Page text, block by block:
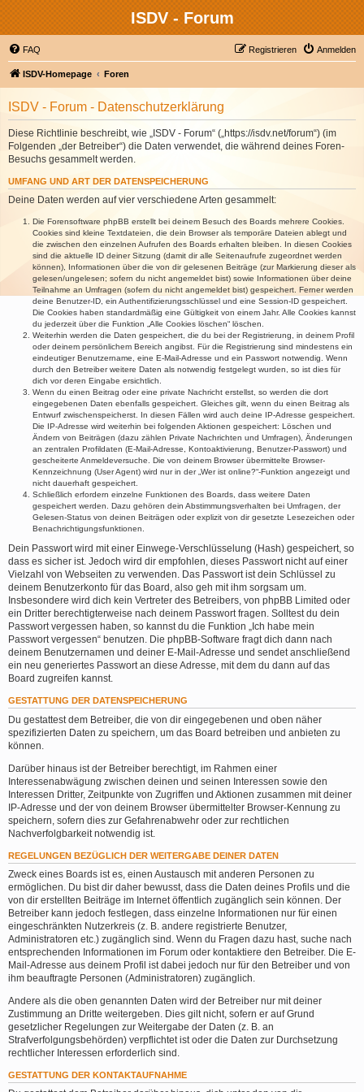
ISDV - Forum
FAQ Anmelden
Registrieren
ISDV-Homepage Foren
ISDV - Forum - Datenschutzerklärung
Diese Richtlinie beschreibt, wie „ISDV - Forum“ („https://isdv.net/forum“) (im
Folgenden „der Betreiber“) die Daten verwendet, die während deines Foren-
Besuchs gesammelt werden.
UMFANG UND ART DER DATENSPEICHERUNG
Deine Daten werden auf vier verschiedene Arten gesammelt:
Die Forensoftware phpBB erstellt bei deinem Besuch des Boards mehrere Cookies.
Cookies sind kleine Textdateien, die dein Browser als temporäre Dateien ablegt und
die zwischen den einzelnen Aufrufen des Boards erhalten bleiben. In diesen Cookies
sind die aktuelle ID deiner Sitzung (damit dir alle Seitenaufrufe zugeordnet werden
können), Informationen über die von dir gelesenen Beiträge (zur Markierung dieser als
gelesen/ungelesen; sofern du nicht angemeldet bist) sowie Informationen über deine
Teilnahme an Umfragen (sofern du nicht angemeldet bist) gespeichert. Ferner werden
deine Benutzer-ID, ein Authentifizierungsschlüssel und eine Session-ID gespeichert.
Die Cookies haben standardmäßig eine Gültigkeit von einem Jahr. Alle Cookies kannst
du jederzeit über die Funktion „Alle Cookies löschen“ löschen.
Weiterhin werden die Daten gespeichert, die du bei der Registrierung, in deinem Profil
oder deinem persönlichem Bereich angibst. Für die Registrierung sind mindestens ein
eindeutiger Benutzername, eine E-Mail-Adresse und ein Passwort notwendig. Wenn
durch den Betreiber weitere Daten als notwendig festgelegt wurden, so ist dies für
dich vor deren Eingabe ersichtlich.
Wenn du einen Beitrag oder eine private Nachricht erstellst, so werden die dort
eingegebenen Daten ebenfalls gespeichert. Gleiches gilt, wenn du einen Beitrag als
Entwurf zwischenspeicherst. In diesen Fällen wird auch deine IP-Adresse gespeichert.
Die IP-Adresse wird weiterhin bei folgenden Aktionen gespeichert: Löschen und
Ändern von Beiträgen (dazu zählen Private Nachrichten und Umfragen), Änderungen
an zentralen Profildaten (E-Mail-Adresse, Kontoaktivierung, Benutzer-Passwort) und
gescheiterte Anmeldeversuche. Die von deinem Browser übermittelte Browser-
Kennzeichnung (User Agent) wird nur in der „Wer ist online?“-Funktion angezeigt und
nicht dauerhaft gespeichert.
Schließlich erfordern einzelne Funktionen des Boards, dass weitere Daten
gespeichert werden. Dazu gehören dein Abstimmungsverhalten bei Umfragen, der
Gelesen-Status von deinen Beiträgen oder explizit von dir gesetzte Lesezeichen oder
Benachrichtigungsfunktionen.
Dein Passwort wird mit einer Einwege-Verschlüsselung (Hash) gespeichert, so
dass es sicher ist. Jedoch wird dir empfohlen, dieses Passwort nicht auf einer
Vielzahl von Webseiten zu verwenden. Das Passwort ist dein Schlüssel zu
deinem Benutzerkonto für das Board, also geh mit ihm sorgsam um.
Insbesondere wird dich kein Vertreter des Betreibers, von phpBB Limited oder
ein Dritter berechtigterweise nach deinem Passwort fragen. Solltest du dein
Passwort vergessen haben, so kannst du die Funktion „Ich habe mein
Passwort vergessen“ benutzen. Die phpBB-Software fragt dich dann nach
deinem Benutzernamen und deiner E-Mail-Adresse und sendet anschließend
ein neu generiertes Passwort an diese Adresse, mit dem du dann auf das
Board zugreifen kannst.
GESTATTUNG DER DATENSPEICHERUNG
Du gestattest dem Betreiber, die von dir eingegebenen und oben näher
spezifizierten Daten zu speichern, um das Board betreiben und anbieten zu
können.
Darüber hinaus ist der Betreiber berechtigt, im Rahmen einer
Interessenabwägung zwischen deinen und seinen Interessen sowie den
Interessen Dritter, Zeitpunkte von Zugriffen und Aktionen zusammen mit deiner
IP-Adresse und der von deinem Browser übermittelter Browser-Kennung zu
speichern, sofern dies zur Gefahrenabwehr oder zur rechtlichen
Nachverfolgbarkeit notwendig ist.
REGELUNGEN BEZÜGLICH DER WEITERGABE DEINER DATEN
Zweck eines Boards ist es, einen Austausch mit anderen Personen zu
ermöglichen. Du bist dir daher bewusst, dass die Daten deines Profils und die
von dir erstellten Beiträge im Internet öffentlich zugänglich sein können. Der
Betreiber kann jedoch festlegen, dass einzelne Informationen nur für einen
eingeschränkten Nutzerkreis (z. B. andere registrierte Benutzer,
Administratoren etc.) zugänglich sind. Wenn du Fragen dazu hast, suche nach
entsprechenden Informationen im Forum oder kontaktiere den Betreiber. Die E-
Mail-Adresse aus deinem Profil ist dabei jedoch nur für den Betreiber und von
ihm beauftragte Personen (Administratoren) zugänglich.
Andere als die oben genannten Daten wird der Betreiber nur mit deiner
Zustimmung an Dritte weitergeben. Dies gilt nicht, sofern er auf Grund
gesetzlicher Regelungen zur Weitergabe der Daten (z. B. an
Strafverfolgungsbehörden) verpflichtet ist oder die Daten zur Durchsetzung
rechtlicher Interessen erforderlich sind.
GESTATTUNG DER KONTAKTAUFNAHME